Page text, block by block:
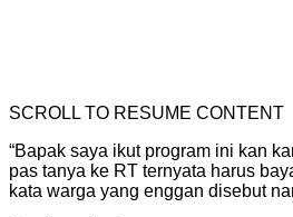
SCROLL TO RESUME CONTENT
“Bapak saya ikut program ini kan
pas tanya ke RT ternyata harus
kata warga yang enggan disebut